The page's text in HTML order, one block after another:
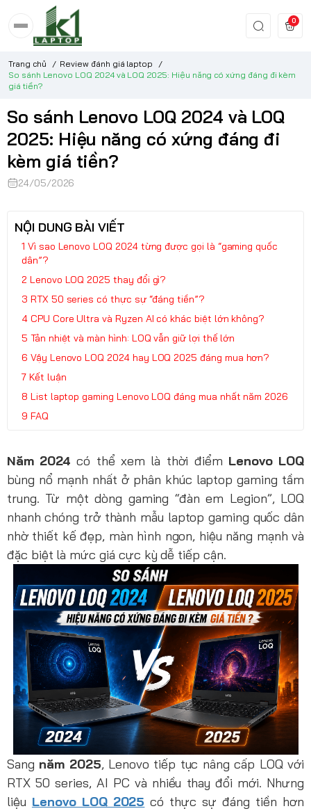
0
Trang chủ / Review đánh giá laptop
/
So sánh Lenovo LOQ 2024 và LOQ 2025: Hiệu năng có xứng đáng đi kèm
giá tiền?
So sánh Lenovo LOQ 2024 và LOQ
2025: Hiệu năng có xứng đáng đi
kèm giá tiền?
24/05/2026
NỘI DUNG BÀI VIẾT
Vì sao Lenovo LOQ 2024 từng được gọi là “gaming quốc
dân”?
Lenovo LOQ 2025 thay đổi gì?
RTX 50 series có thực sự “đáng tiền”?
CPU Core Ultra và Ryzen AI có khác biệt lớn không?
Tản nhiệt và màn hình: LOQ vẫn giữ lợi thế lớn
Vậy Lenovo LOQ 2024 hay LOQ 2025 đáng mua hơn?
Kết luận
List laptop gaming Lenovo LOQ đáng mua nhất năm 2026
FAQ
Năm 2024 có thể xem là thời điểm Lenovo LOQ
bùng nổ mạnh nhất ở phân khúc laptop gaming tầm
trung. Từ một dòng gaming “đàn em Legion”, LOQ
nhanh chóng trở thành mẫu laptop gaming quốc dân
nhờ thiết kế đẹp, màn hình ngon, hiệu năng mạnh và
đặc biệt là mức giá cực kỳ dễ tiếp cận.
Sang năm 2025, Lenovo tiếp tục nâng cấp LOQ với
RTX 50 series, AI PC và nhiều thay đổi mới. Nhưng
liệu Lenovo LOQ 2025 có thực sự đáng tiền hơn